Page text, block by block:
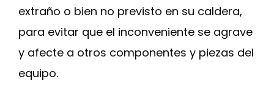
extraño o bien no previsto en su caldera,
para evitar que el inconveniente se agrave
y afecte a otros componentes y piezas del
equipo.